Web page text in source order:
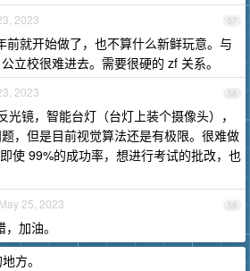
57
2023
前就开始做了，也不算什么新鲜玩意。与
立校很难进去。需要很硬的 zf 关系。
58
2023
光镜，智能台灯（台灯上装个摄像头），
，但是目前视觉算法还是有极限。很难做
使 99%的成功率，想进行考试的批改，也
59
May 25, 2023
加油。
方。